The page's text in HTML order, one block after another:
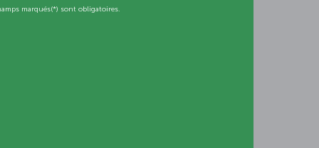
marqués(*) sont obligatoires.